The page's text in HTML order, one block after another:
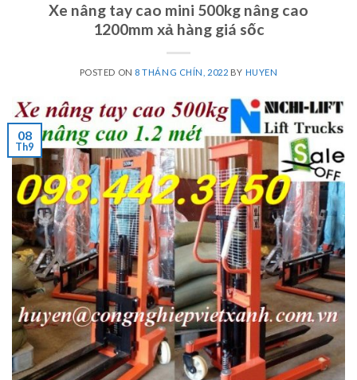
Xe nâng tay cao mini 500kg nâng cao
1200mm xả hàng giá sốc
POSTED ON 8 THÁNG CHÍN, 2022 BY HUYEN
08
Th9